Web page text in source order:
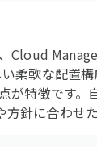
Cloud
柔軟な配置
が特徴です。
針に合わせ